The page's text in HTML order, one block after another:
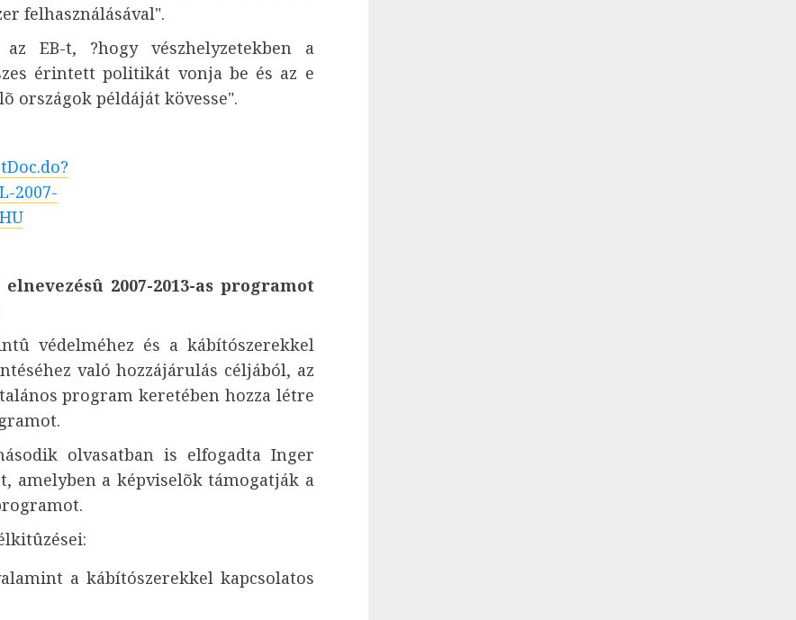
felhasználásával".
EB-t, ?hogy vészhelyzetekben a
érintett politikát vonja be és az e
országok példáját kövesse".
2007-
2007-2013-as programot
védelméhez és a kábítószerekkel
való hozzájárulás céljából, az
program keretében hozza létre
olvasatban is elfogadta Inger
amelyben a képviselõk támogatják a
a kábítószerekkel kapcsolatos